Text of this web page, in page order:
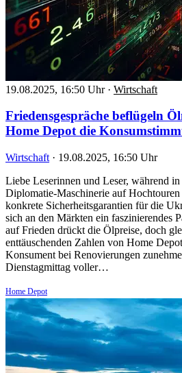
19.08.2025, 16:50 Uhr · Wirtschaft
Friedensgespräche beflügeln
Home Depot die
Wirtschaft · 19.08.2025, 16:50 Uhr
Liebe Leserinnen und Leser, während
Diplomatie-Maschinerie auf
konkrete Sicherheitsgarantien für die
sich an den Märkten ein faszinierendes
auf Frieden drückt die Ölpreise, doch
enttäuschenden Zahlen von Home
Konsument bei Renovierungen
Dienstagmittag voller…
Home Depot